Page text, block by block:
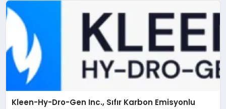
Kleen-Hy-Dro-Gen Inc., Sıfır Karbon Emisyonlu